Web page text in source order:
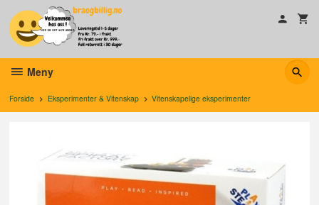
innholdet
Meny
Forside Eksperimenter & Vitenskap Vitenskapelige eksperimenter